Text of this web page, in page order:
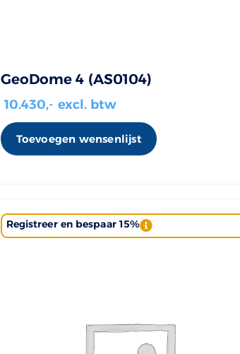
GeoDome 4 (AS0104)
10.430,- excl. btw
Toevoegen wensenlijst
Registreer en bespaar 15%